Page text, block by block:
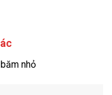
nhỏ